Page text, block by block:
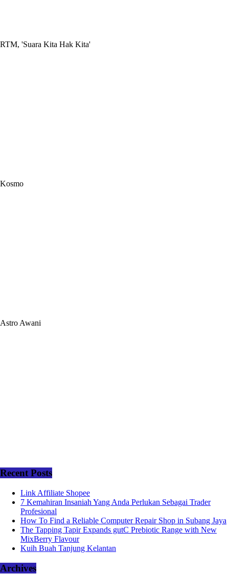
RTM, 'Suara Kita Hak Kita'
Kosmo
Astro Awani
Recent Posts
Link Affiliate Shopee
7 Kemahiran Insaniah Yang Anda Perlukan Sebagai Trader
Profesional
How To Find a Reliable Computer Repair Shop in Subang Jaya
The Tapping Tapir Expands gutC Prebiotic Range with New
MixBerry Flavour
Kuih Buah Tanjung Kelantan
Archives